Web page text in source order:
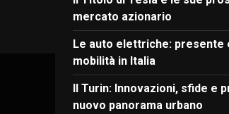
mercato azionario
Le auto elettriche: presente
mobilità in Italia
Il Turin: Innovazioni, sfide e
nuovo panorama urbano